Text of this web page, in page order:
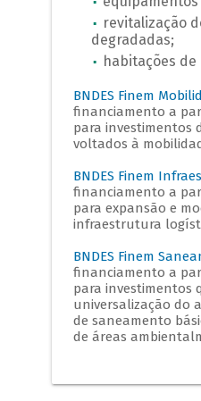
revitalização
degradadas;
habitações
BNDES Finem
financiamento a
para investimentos
voltados à
BNDES Finem
financiamento a
para expansão e
infraestrutura
BNDES Finem
financiamento a
para investimentos
universalização do
de saneamento
de áreas